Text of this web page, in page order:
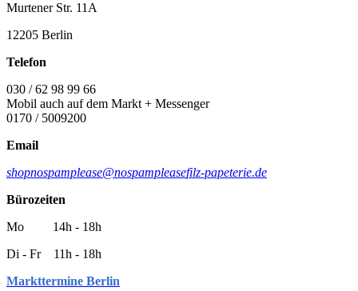
Murtener Str. 11A
12205 Berlin
Telefon
030 / 62 98 99 66
Mobil auch auf dem Markt + Messenger
0170 / 5009200
Email
shopnospamplease@nospampleasefilz-papeterie.de
Bürozeiten
Mo 14h - 18h
Di - Fr 11h - 18h
Markttermine Berlin